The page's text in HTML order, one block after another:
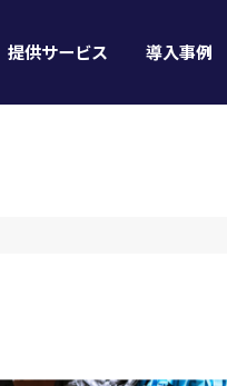
提供サービス 導入事例